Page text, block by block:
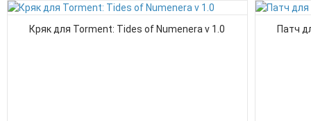
Кряк для Torment: Tides of Numenera v 1.0 Патч